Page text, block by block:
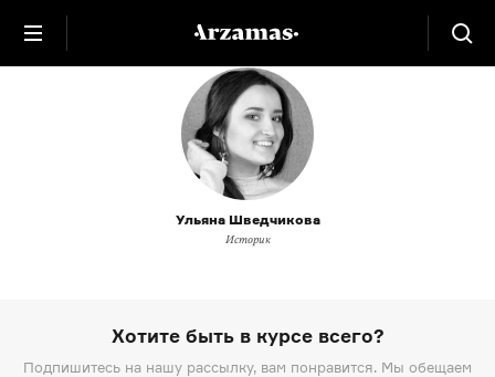
Ульяна Шведчикова
Историк
Хотите быть в курсе всего?
Подпишитесь на нашу рассылку, вам понравится. Мы обещаем